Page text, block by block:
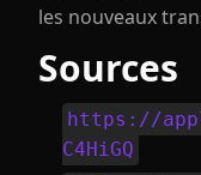
les nouveaux
Sources
https://
C4HiGQ